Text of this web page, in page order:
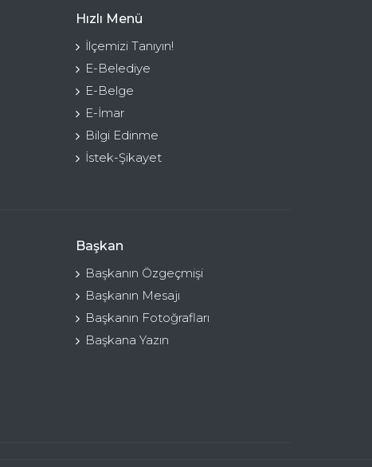
Hızlı Menü
İlçemizi Tanıyın!
E-Belediye
E-Belge
E-İmar
Bilgi Edinme
İstek-Şikayet
Başkan
Başkanın Özgeçmişi
Başkanın Mesajı
Başkanın Fotoğrafları
Başkana Yazın